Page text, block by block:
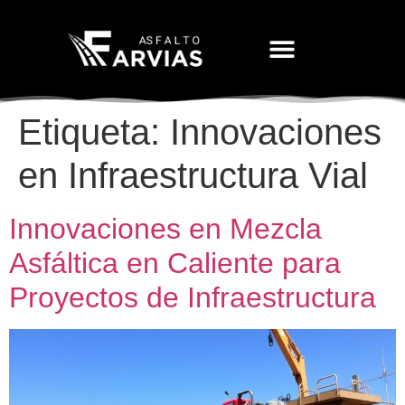
Etiqueta: Innovaciones
en Infraestructura Vial
Innovaciones en Mezcla
Asfáltica en Caliente para
Proyectos de Infraestructura